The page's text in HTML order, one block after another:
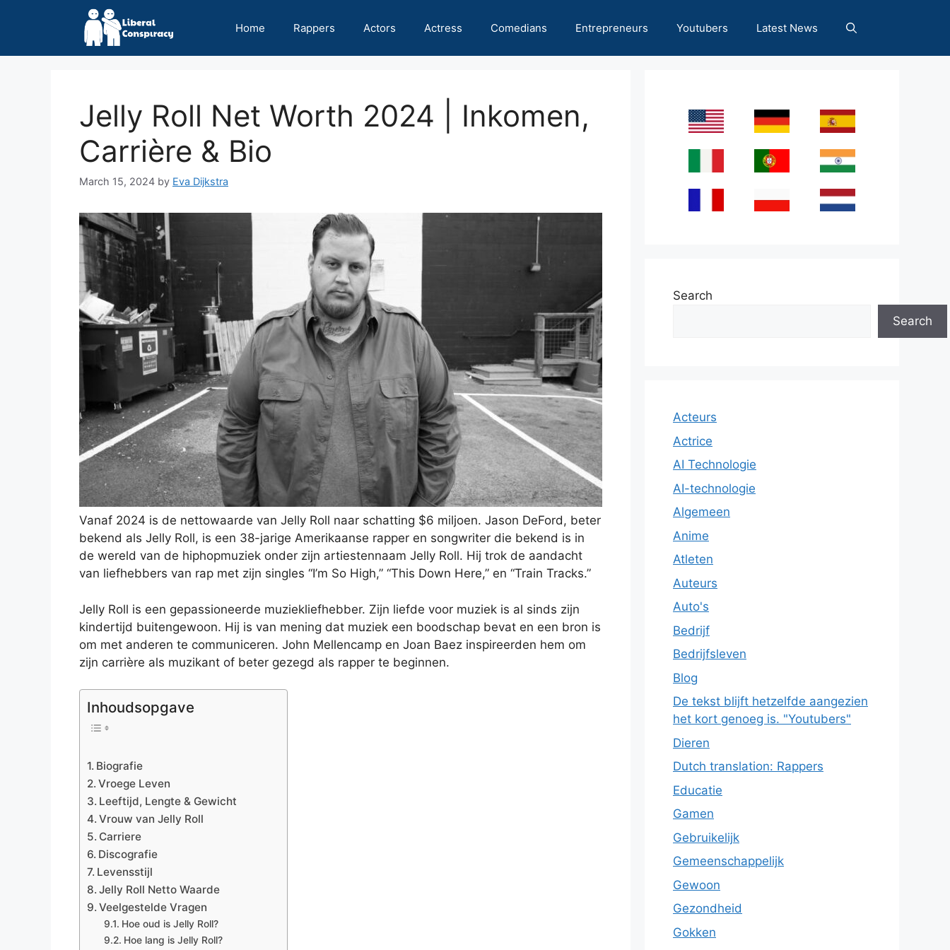
Home Rappers Actors Actress Comedians Entrepreneurs Youtubers Latest News
Jelly Roll Net Worth 2024 | Inkomen,
Carrière & Bio
March 15, 2024 by Eva Dijkstra
Vanaf 2024 is de nettowaarde van Jelly Roll naar schatting $6 miljoen. Jason DeFord, beter
bekend als Jelly Roll, is een 38-jarige Amerikaanse rapper en songwriter die bekend is in
de wereld van de hiphopmuziek onder zijn artiestennaam Jelly Roll. Hij trok de aandacht
van liefhebbers van rap met zijn singles “I’m So High,” “This Down Here,” en “Train Tracks.”
Jelly Roll is een gepassioneerde muziekliefhebber. Zijn liefde voor muziek is al sinds zijn
kindertijd buitengewoon. Hij is van mening dat muziek een boodschap bevat en een bron is
om met anderen te communiceren. John Mellencamp en Joan Baez inspireerden hem om
zijn carrière als muzikant of beter gezegd als rapper te beginnen.
Inhoudsopgave
Biografie
Vroege Leven
Leeftijd, Lengte & Gewicht
Vrouw van Jelly Roll
Carriere
Discografie
Levensstijl
Jelly Roll Netto Waarde
Veelgestelde Vragen
Hoe oud is Jelly Roll?
Hoe lang is Jelly Roll?
Search
Search
Acteurs
Actrice
AI Technologie
AI-technologie
Algemeen
Anime
Atleten
Auteurs
Auto's
Bedrijf
Bedrijfsleven
Blog
De tekst blijft hetzelfde aangezien
het kort genoeg is. "Youtubers"
Dieren
Dutch translation: Rappers
Educatie
Gamen
Gebruikelijk
Gemeenschappelijk
Gewoon
Gezondheid
Gokken